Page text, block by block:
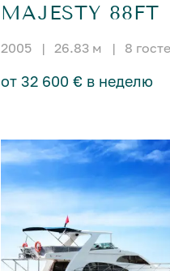
MAJESTY 88FT
2005 | 26.83 м | 8
от 32 600 € в неделю